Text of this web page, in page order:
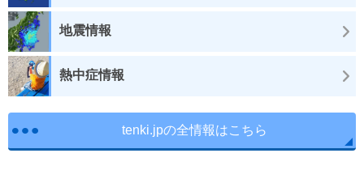
地震情報
熱中症情報
tenki.jpの全情報はこちら